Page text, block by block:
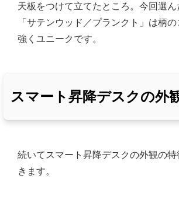
天板をつけて立てたところ。今回選
「サテンウッド／プランクト」は柄
強くユニークです。
スマート昇降デスクの外
続いてスマート昇降デスクの外観の
きます。